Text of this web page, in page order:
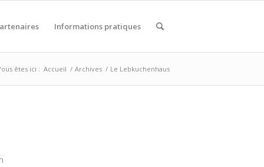
Informations pratiques
êtes ici : Accueil / Archives / Le Lebkuchenhaus